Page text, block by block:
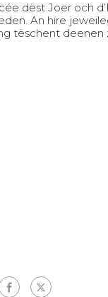
dëst Joer och
An hire
tëschent